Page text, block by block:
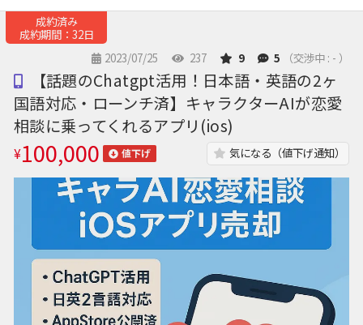
成約済み
成約期間：32日
2023/07/25
237 9 5 （交渉中 : - ）
【話題のChatgpt活用！日本語・英語の2ヶ
国語対応・ローンチ済】キャラクターAIが恋愛
相談に乗ってくれるアプリ(ios)
¥100,000 値下げ 気になる（値下げ通知）